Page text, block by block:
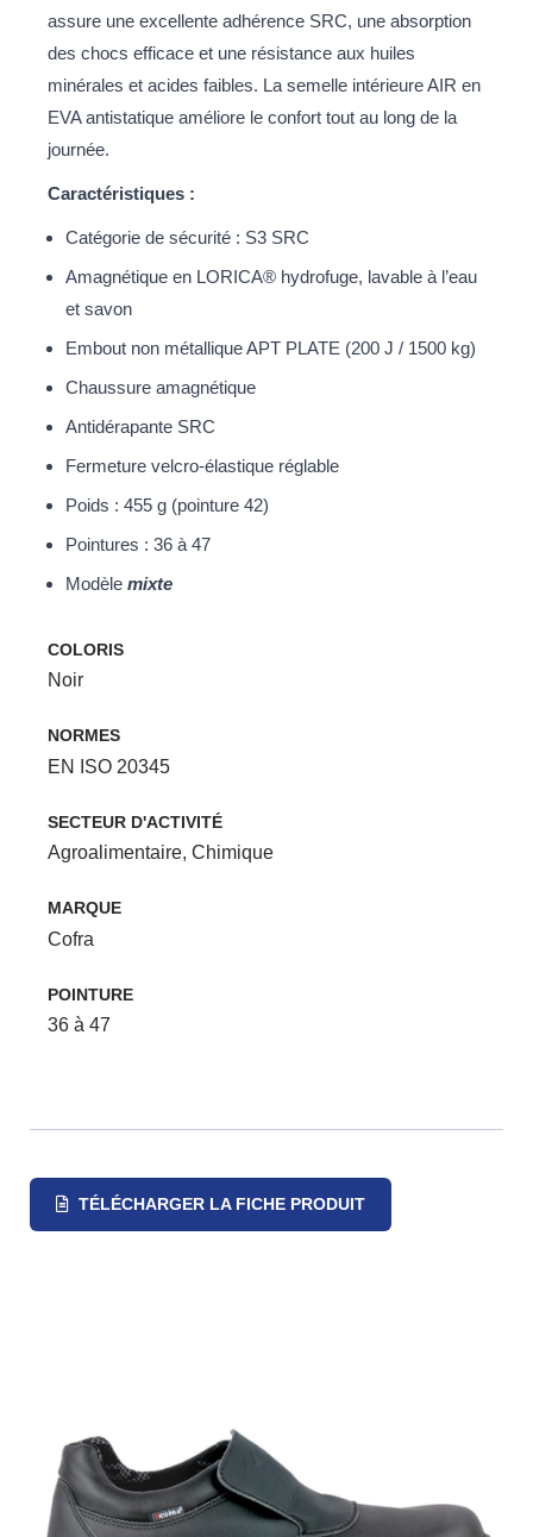
assure une excellente adhérence SRC, une absorption
des chocs efficace et une résistance aux huiles
minérales et acides faibles. La semelle intérieure AIR en
EVA antistatique améliore le confort tout au long de la
journée.
Caractéristiques :
Catégorie de sécurité : S3 SRC
Amagnétique en LORICA® hydrofuge, lavable à l’eau
et savon
Embout non métallique APT PLATE (200 J / 1500 kg)
Chaussure amagnétique
Antidérapante SRC
Fermeture velcro-élastique réglable
Poids : 455 g (pointure 42)
Pointures : 36 à 47
Modèle mixte
COLORIS
Noir
NORMES
EN ISO 20345
SECTEUR D'ACTIVITÉ
Agroalimentaire, Chimique
MARQUE
Cofra
POINTURE
36 à 47
TÉLÉCHARGER LA FICHE PRODUIT